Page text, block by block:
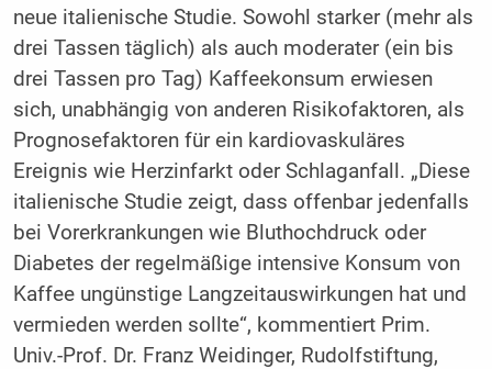
neue italienische Studie. Sowohl starker (mehr als
drei Tassen täglich) als auch moderater (ein bis
drei Tassen pro Tag) Kaffeekonsum erwiesen
sich, unabhängig von anderen Risikofaktoren, als
Prognosefaktoren für ein kardiovaskuläres
Ereignis wie Herzinfarkt oder Schlaganfall. „Diese
italienische Studie zeigt, dass offenbar jedenfalls
bei Vorerkrankungen wie Bluthochdruck oder
Diabetes der regelmäßige intensive Konsum von
Kaffee ungünstige Langzeitauswirkungen hat und
vermieden werden sollte“, kommentiert Prim.
Univ.-Prof. Dr. Franz Weidinger, Rudolfstiftung,